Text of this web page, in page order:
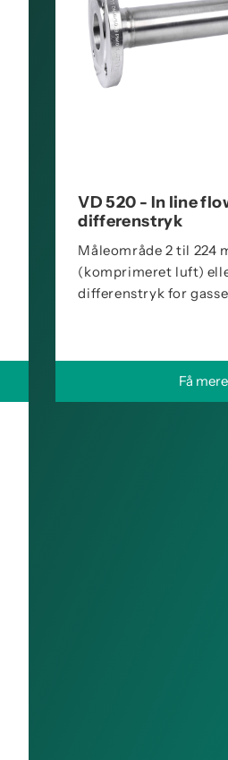
VD 520 - In line
differenstryk
Måleområde 2 til 224
(komprimeret luft)
differenstryk for
Få